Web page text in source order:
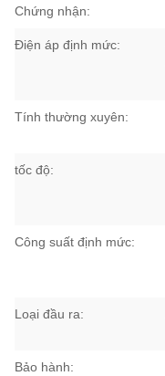
Chứng nhận:
Điện áp định mức:
Tính thường xuyên:
tốc độ:
Công suất định mức:
Loại đầu ra:
Bảo hành: